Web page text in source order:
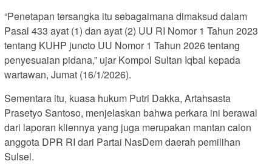
“Penetapan tersangka itu sebagaimana dimaksud dalam
Pasal 433 ayat (1) dan ayat (2) UU RI Nomor 1 Tahun 2023
tentang KUHP juncto UU Nomor 1 Tahun 2026 tentang
penyesuaian pidana,” ujar Kompol Sultan Iqbal kepada
wartawan, Jumat (16/1/2026).
Sementara itu, kuasa hukum Putri Dakka, Artahsasta
Prasetyo Santoso, menjelaskan bahwa perkara ini berawal
dari laporan kliennya yang juga merupakan mantan calon
anggota DPR RI dari Partai NasDem daerah pemilihan
Sulsel.